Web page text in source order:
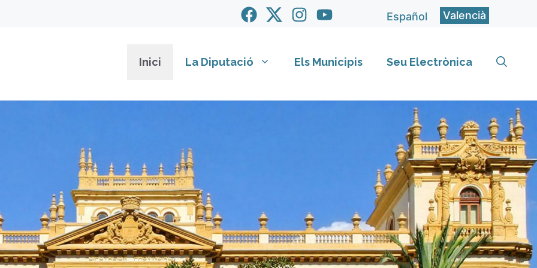
Español Valencià
Inici La Diputació Els Municipis Seu Electrònica